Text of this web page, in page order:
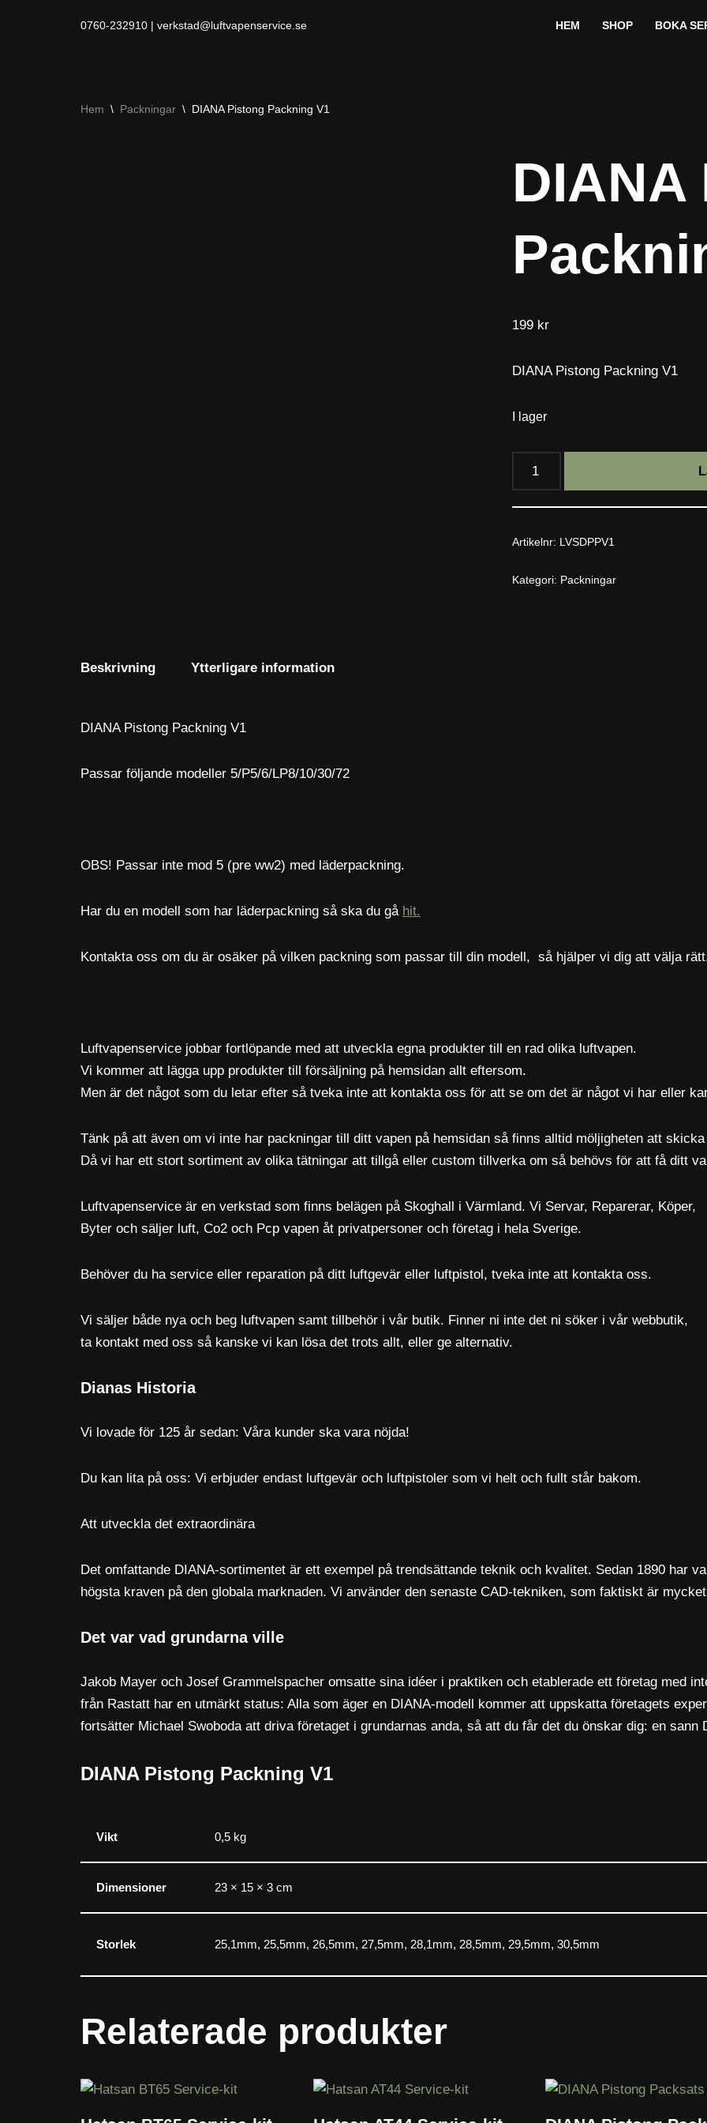
0760-232910 | verkstad@luftvapenservice.se HEM SHOP BOKA
Hem \ Packningar \ DIANA Pistong Packning V1
199 kr
DIANA Pistong Packning V1
I lager
Artikelnr: LVSDPPV1
Kategori: Packningar
Beskrivning Ytterligare information
DIANA Pistong Packning V1
Passar följande modeller 5/P5/6/LP8/10/30/72
OBS! Passar inte mod 5 (pre ww2) med läderpackning.
Har du en modell som har läderpackning så ska du gå hit.
Kontakta oss om du är osäker på vilken packning som passar till din modell, så hjälper vi dig att välja
Luftvapenservice jobbar fortlöpande med att utveckla egna produkter till en rad olika luftvapen.
Vi kommer att lägga upp produkter till försäljning på hemsidan allt eftersom.
Men är det något som du letar efter så tveka inte att kontakta oss för att se om det är något vi har eller
Tänk på att även om vi inte har packningar till ditt vapen på hemsidan så finns alltid möljigheten att
Då vi har ett stort sortiment av olika tätningar att tillgå eller custom tillverka om så behövs för att få ditt
Luftvapenservice är en verkstad som finns belägen på Skoghall i Värmland. Vi Servar, Reparerar, Köper,
Byter och säljer luft, Co2 och Pcp vapen åt privatpersoner och företag i hela Sverige.
Behöver du ha service eller reparation på ditt luftgevär eller luftpistol, tveka inte att kontakta oss.
Vi säljer både nya och beg luftvapen samt tillbehör i vår butik. Finner ni inte det ni söker i vår webbutik,
ta kontakt med oss så kanske vi kan lösa det trots allt, eller ge alternativ.
Dianas Historia
Vi lovade för 125 år sedan: Våra kunder ska vara nöjda!
Du kan lita på oss: Vi erbjuder endast luftgevär och luftpistoler som vi helt och fullt står bakom.
Att utveckla det extraordinära
Det omfattande DIANA-sortimentet är ett exempel på trendsättande teknik och kvalitet. Sedan 1890 har
högsta kraven på den globala marknaden. Vi använder den senaste CAD-tekniken, som faktiskt är
Det var vad grundarna ville
Jakob Mayer och Josef Grammelspacher omsatte sina idéer i praktiken och etablerade ett företag med
från Rastatt har en utmärkt status: Alla som äger en DIANA-modell kommer att uppskatta företagets
fortsätter Michael Swoboda att driva företaget i grundarnas anda, så att du får det du önskar dig: en sann
DIANA Pistong Packning V1
Vikt 0,5 kg
Dimensioner 23 × 15 × 3 cm
Storlek 25,1mm, 25,5mm, 26,5mm, 27,5mm, 28,1mm, 28,5mm, 29,5mm, 30,5mm
Relaterade produkter